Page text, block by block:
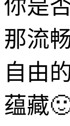
你是
那流
自由
蕴藏